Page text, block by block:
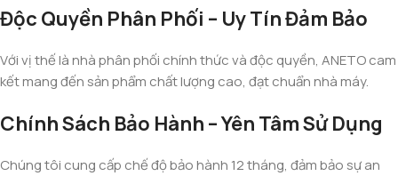
Độc Quyền Phân Phối – Uy Tín Đảm Bảo
Với vị thế là nhà phân phối chính thức và độc quyền, ANETO cam
kết mang đến sản phẩm chất lượng cao, đạt chuẩn nhà máy.
Chính Sách Bảo Hành – Yên Tâm Sử Dụng
Chúng tôi cung cấp chế độ bảo hành 12 tháng, đảm bảo sự an